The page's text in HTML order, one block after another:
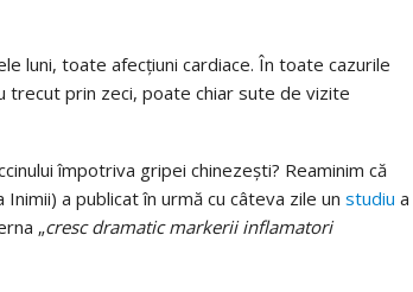
luni, toate afecțiuni cardiace. În toate cazurile
prin zeci, poate chiar sute de vizite
împotriva gripei chinezești? Reaminim că
a publicat în urmă cu câteva zile un studiu a
„cresc dramatic markerii inflamatori